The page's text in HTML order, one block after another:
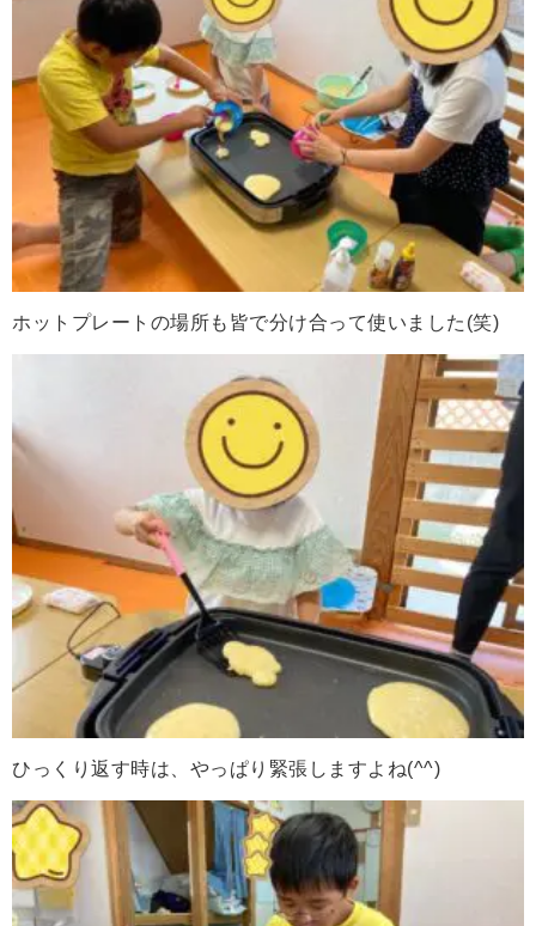
ホットプレートの場所も皆で分け合って使いました(笑)
ひっくり返す時は、やっぱり緊張しますよね(^^)